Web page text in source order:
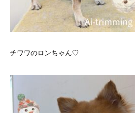
チワワのロンちゃん♡